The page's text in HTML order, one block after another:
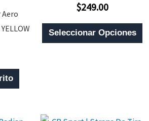
Aero
Valorado
0
De
5
$249.00
Seleccionar Opciones